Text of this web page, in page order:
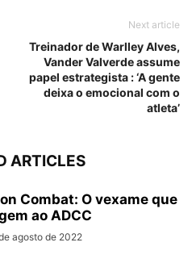
Next article
Treinador de Warlley Alves,
Vander Valverde assume
papel estrategista : ‘A gente
deixa o emocional com o
atleta’
ARTICLES
Combat: O vexame que
ao ADCC
agosto de 2022